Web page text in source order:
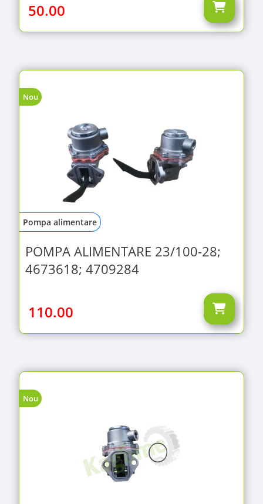
50.00
Nou
Pompa alimentare
POMPA ALIMENTARE 23/100-28;
4673618; 4709284
110.00
Nou